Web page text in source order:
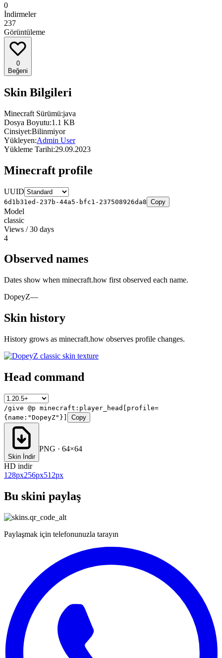
0
İndirmeler
237
Görüntüleme
0
Beğeni
Skin Bilgileri
Minecraft Sürümü:java
Dosya Boyutu:1.1 KB
Cinsiyet:Bilinmiyor
Yükleyen:Admin User
Yükleme Tarihi:29.09.2023
Minecraft profile
UUID
6d1b31ed-237b-44a5-bfc1-237508926da8 Copy
Model
classic
Views / 30 days
4
Observed names
Dates show when minecraft.how first observed each name.
DopeyZ—
Skin history
History grows as minecraft.how observes profile changes.
Head command
/give @p minecraft:player_head[profile=
{name:"DopeyZ"}]
Copy
Skin İndir
PNG · 64×64
HD indir
128px256px512px
Bu skini paylaş
Paylaşmak için telefonunuzla tarayın